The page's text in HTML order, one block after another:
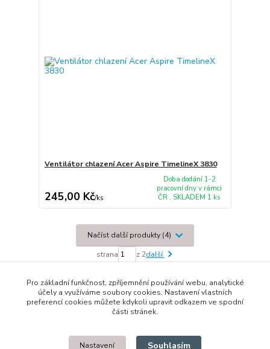
Ventilátor chlazení Acer Aspire TimelineX 3830
245,00 Kč/ks
Doba dodání 1-2
pracovní dny v rámci
ČR , SKLADEM 1 ks
Načíst další produkty (4)
strana z 2další
© 2014 - 2025 Díly pro notebooky
Pro základní funkčnost, zpříjemnění používání webu, analytické
účely a využíváme soubory cookies. Nastavení vlastních
preferencí cookies můžete kdykoli upravit odkazem ve spodní
části stránek.
Nastavení Souhlasím